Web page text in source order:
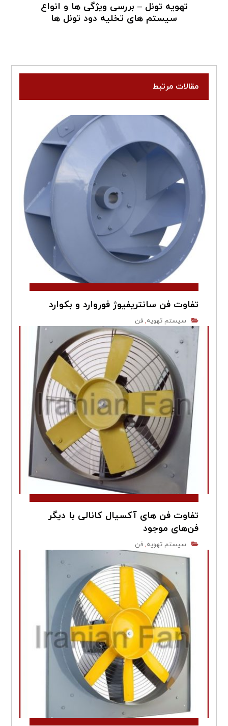
تهویه تونل – بررسی ویژگی ها و انواع
سیستم های تخلیه دود تونل ها
مقالات مرتبط
تفاوت فن سانتریفیوژ فوروارد و بکوارد
سیستم تهویه,فن
تفاوت فن های آکسیال کانالی با دیگر
فن‌های موجود
سیستم تهویه,فن